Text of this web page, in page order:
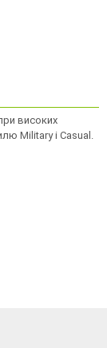
високих
Military і Casual.